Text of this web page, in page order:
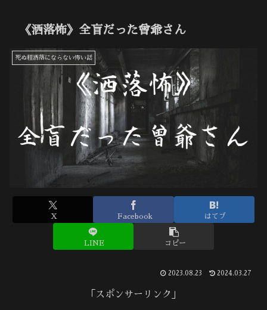
《洒落怖》全盲だった曾爺さん
死ぬ程洒落にならない怖い話
X Facebook はてブ
LINE コピー
2023.08.23 2024.03.27
「スポンサーリンク」